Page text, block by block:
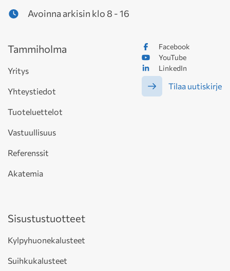
Avoinna arkisin klo 8 - 16
Facebook
YouTube
LinkedIn
Tilaa uutiskirje
Tammiholma
Yritys
Yhteystiedot
Tuoteluettelot
Vastuullisuus
Referenssit
Akatemia
Sisustustuotteet
Kylpyhuonekalusteet
Suihkukalusteet